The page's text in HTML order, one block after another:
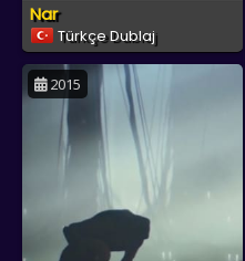
Nar
Türkçe Dublaj
2015